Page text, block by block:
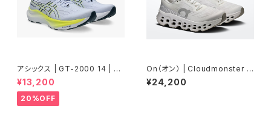
アシックス | GT-2000 14 | BL
UE FADE/TRANQUIL TEAL |
Men
¥13,200
20%OFF
On（オン） | Cloudmonster 3
| White | Wolf | Women
¥24,200